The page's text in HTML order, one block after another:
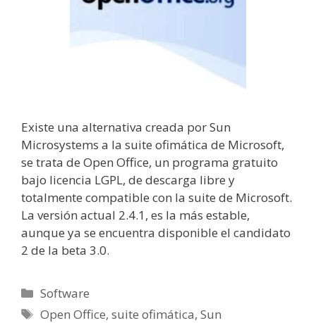
Existe una alternativa creada por Sun
Microsystems a la suite ofimática de Microsoft,
se trata de Open Office, un programa gratuito
bajo licencia LGPL, de descarga libre y
totalmente compatible con la suite de Microsoft.
La versión actual 2.4.1, es la más estable,
aunque ya se encuentra disponible el candidato
2 de la beta 3.0.
Categorías
Software
Etiquetas
Open Office,suite ofimática,Sun